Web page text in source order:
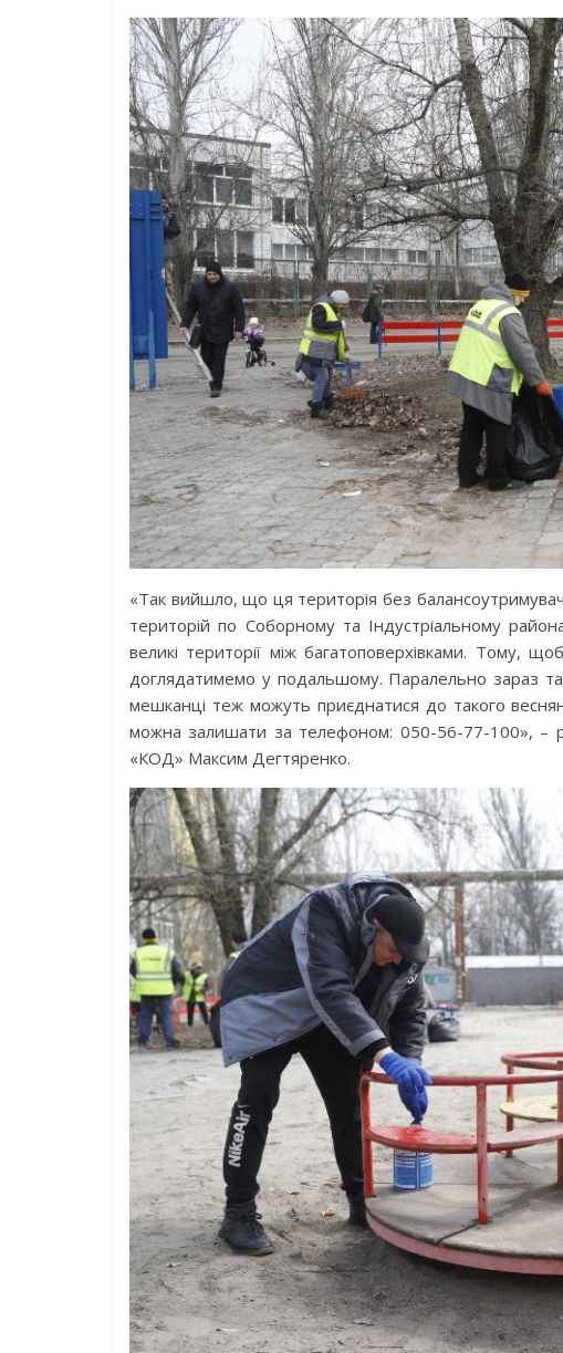
«Так вийшло, що ця територія без
територій по Соборному та Індустріальному
великі території між багатоповерхівками. Тому,
доглядатимемо у подальшому. Паралельно зараз
мешканці теж можуть приєднатися до такого
можна залишати за телефоном: 050-56-77-100», –
«КОД» Максим Дегтяренко.